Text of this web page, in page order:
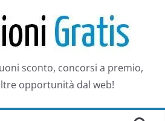
sconto, concorsi a premio,
opportunità dal web!